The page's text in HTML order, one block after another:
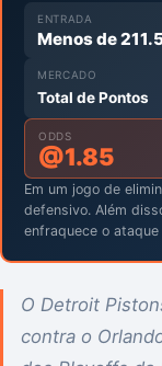
ENTRADA
Menos de
MERCADO
Total de Pontos
ODDS
@1.85
Em um jogo de
defensivo. Além
enfraquece o
O Detroit
contra o